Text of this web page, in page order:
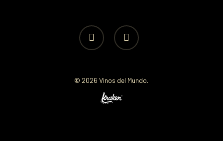
facebook instagram
© 2026 Vinos del Mundo.